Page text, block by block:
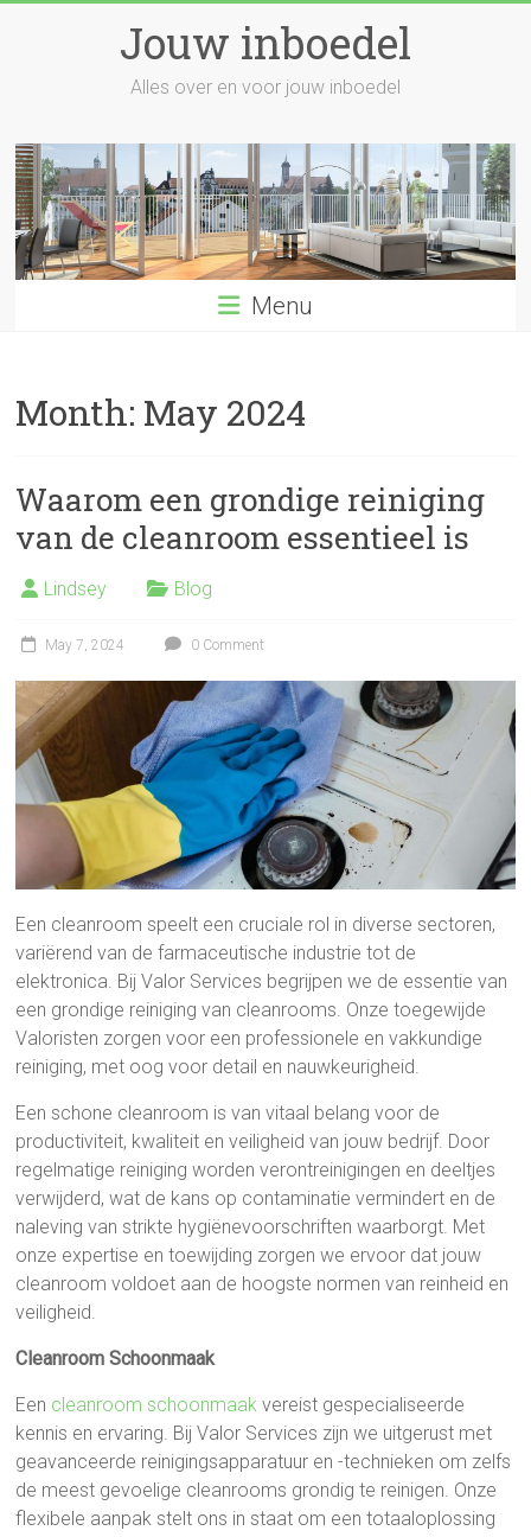
Jouw inboedel
Alles over en voor jouw inboedel
Menu
Month: May 2024
Waarom een grondige reiniging
van de cleanroom essentieel is
Lindsey Blog
May 7, 2024 0 Comment
Een cleanroom speelt een cruciale rol in diverse sectoren,
variërend van de farmaceutische industrie tot de
elektronica. Bij Valor Services begrijpen we de essentie van
een grondige reiniging van cleanrooms. Onze toegewijde
Valoristen zorgen voor een professionele en vakkundige
reiniging, met oog voor detail en nauwkeurigheid.
Een schone cleanroom is van vitaal belang voor de
productiviteit, kwaliteit en veiligheid van jouw bedrijf. Door
regelmatige reiniging worden verontreinigingen en deeltjes
verwijderd, wat de kans op contaminatie vermindert en de
naleving van strikte hygiënevoorschriften waarborgt. Met
onze expertise en toewijding zorgen we ervoor dat jouw
cleanroom voldoet aan de hoogste normen van reinheid en
veiligheid.
Cleanroom Schoonmaak
Een cleanroom schoonmaak vereist gespecialiseerde
kennis en ervaring. Bij Valor Services zijn we uitgerust met
geavanceerde reinigingsapparatuur en -technieken om zelfs
de meest gevoelige cleanrooms grondig te reinigen. Onze
flexibele aanpak stelt ons in staat om een totaaloplossing